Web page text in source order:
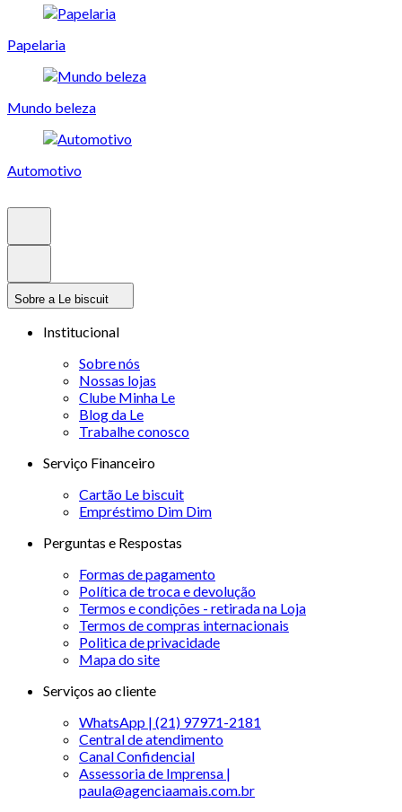
Papelaria
Mundo beleza
Automotivo
Sobre a Le biscuit
Institucional
Sobre nós
Nossas lojas
Clube Minha Le
Blog da Le
Trabalhe conosco
Serviço Financeiro
Cartão Le biscuit
Empréstimo Dim Dim
Perguntas e Respostas
Formas de pagamento
Política de troca e devolução
Termos e condições - retirada na Loja
Termos de compras internacionais
Politica de privacidade
Mapa do site
Serviços ao cliente
WhatsApp | (21) 97971-2181
Central de atendimento
Canal Confidencial
Assessoria de Imprensa |
paula@agenciaamais.com.br